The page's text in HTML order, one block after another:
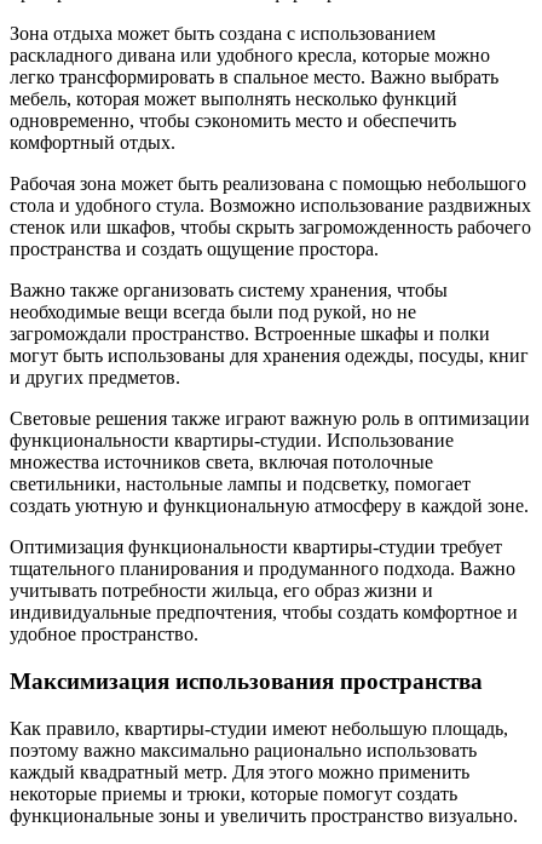
Зона отдыха может быть создана с использованием
раскладного дивана или удобного кресла, которые можно
легко трансформировать в спальное место. Важно выбрать
мебель, которая может выполнять несколько функций
одновременно, чтобы сэкономить место и обеспечить
комфортный отдых.
Рабочая зона может быть реализована с помощью небольшого
стола и удобного стула. Возможно использование раздвижных
стенок или шкафов, чтобы скрыть загроможденность рабочего
пространства и создать ощущение простора.
Важно также организовать систему хранения, чтобы
необходимые вещи всегда были под рукой, но не
загромождали пространство. Встроенные шкафы и полки
могут быть использованы для хранения одежды, посуды, книг
и других предметов.
Световые решения также играют важную роль в оптимизации
функциональности квартиры-студии. Использование
множества источников света, включая потолочные
светильники, настольные лампы и подсветку, помогает
создать уютную и функциональную атмосферу в каждой зоне.
Оптимизация функциональности квартиры-студии требует
тщательного планирования и продуманного подхода. Важно
учитывать потребности жильца, его образ жизни и
индивидуальные предпочтения, чтобы создать комфортное и
удобное пространство.
Максимизация использования пространства
Как правило, квартиры-студии имеют небольшую площадь,
поэтому важно максимально рационально использовать
каждый квадратный метр. Для этого можно применить
некоторые приемы и трюки, которые помогут создать
функциональные зоны и увеличить пространство визуально.